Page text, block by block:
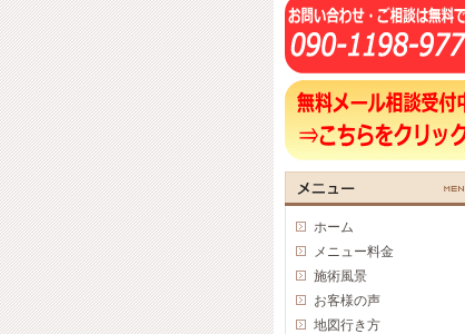
ホーム
メニュー料金
施術風景
お客様の声
地図行き方